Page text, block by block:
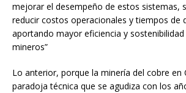
mejorar el desempeño de estos sistemas,
reducir costos operacionales y tiempos de
aportando mayor eficiencia y
mineros”
Lo anterior, porque la minería del cobre en
paradoja técnica que se agudiza con los